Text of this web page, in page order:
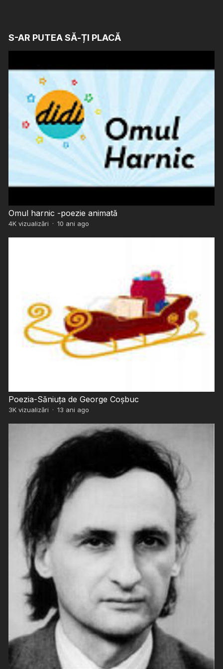
S-AR PUTEA SĂ-ȚI PLACĂ
Omul harnic -poezie animată
4Kvizualizări · 10 ani ago
Poezia-Săniuța de George Coșbuc
3Kvizualizări · 13 ani ago